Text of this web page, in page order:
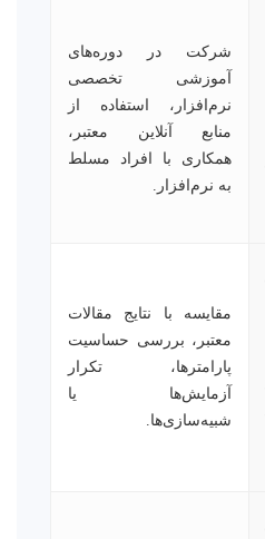
شرکت در دوره‌های
آموزشی تخصصی
نرم‌افزار، استفاده از
منابع آنلاین معتبر،
همکاری با افراد مسلط
به نرم‌افزار.
مقایسه با نتایج مقالات
معتبر، بررسی حساسیت
پارامترها، تکرار
آزمایش‌ها یا
شبیه‌سازی‌ها.